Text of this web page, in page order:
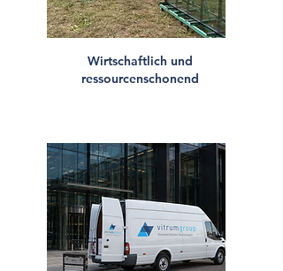
Wirtschaftlich und
ressourcenschonend